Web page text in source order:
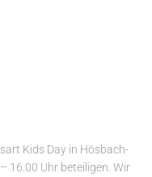
Kids Day in Hösbach-
16.00 Uhr beteiligen. Wir